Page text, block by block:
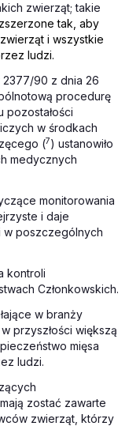
zwierząt; takie
tak, aby
i wszystkie
ludzi.
2377/90 z dnia 26
procedurę
pozostałości
w środkach
(7) ustanowiło
medycznych
monitorowania
i daje
w poszczególnych
kontroli
Członkowskich.
w branży
przyszłości większą
mięsa
ludzi.
zostać zawarte
zwierząt, którzy